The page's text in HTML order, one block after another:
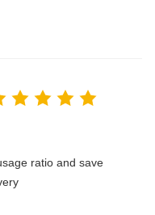
ratio and save